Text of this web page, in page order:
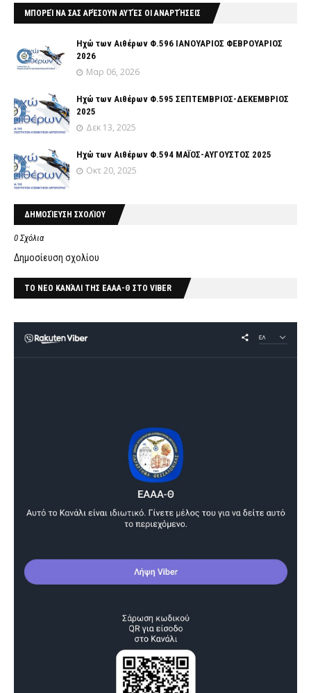
ΜΠΟΡΕΊ ΝΑ ΣΑΣ ΑΡΈΣΟΥΝ ΑΥΤΈΣ ΟΙ ΑΝΑΡΤΉΣΕΙΣ
Ηχώ των Αιθέρων Φ.596 ΙΑΝΟΥΑΡΙΟΣ ΦΕΒΡΟΥΑΡΙΟΣ
2026
Μαρ 06, 2026
Ηχώ των Αιθέρων Φ.595 ΣΕΠΤΕΜΒΡΙΟΣ-ΔΕΚΕΜΒΡΙΟΣ
2025
Δεκ 13, 2025
Ηχώ των Αιθέρων Φ.594 ΜΑΪΟΣ-ΑΥΓΟΥΣΤΟΣ 2025
Οκτ 20, 2025
ΔΗΜΟΣΊΕΥΣΗ ΣΧΟΛΊΟΥ
0 Σχόλια
Δημοσίευση σχολίου
ΤΟ ΝΕΟ ΚΑΝΆΛΙ ΤΗΣ ΕΑΑΑ-Θ ΣΤΟ VIBER